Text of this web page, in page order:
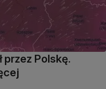
przez Polskę.